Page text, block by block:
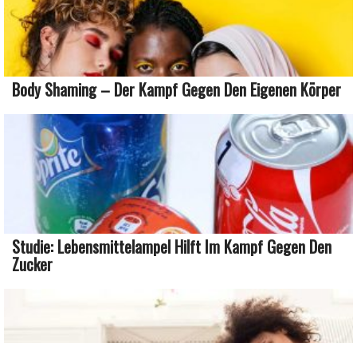
Body Shaming – Der Kampf Gegen Den Eigenen Körper
Studie: Lebensmittelampel Hilft Im Kampf Gegen Den
Zucker